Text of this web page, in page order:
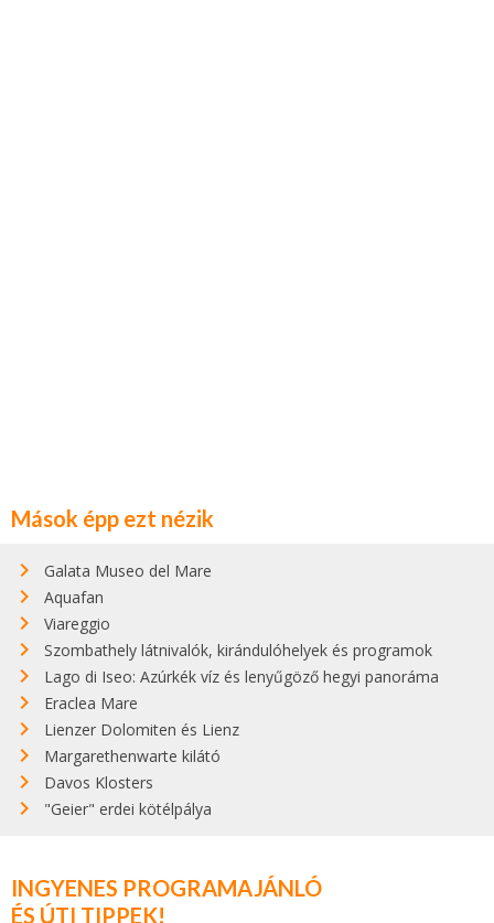
Mások épp ezt nézik
Galata Museo del Mare
Aquafan
Viareggio
Szombathely látnivalók, kirándulóhelyek és programok
Lago di Iseo: Azúrkék víz és lenyűgöző hegyi panoráma
Eraclea Mare
Lienzer Dolomiten és Lienz
Margarethenwarte kilátó
Davos Klosters
"Geier" erdei kötélpálya
INGYENES PROGRAMAJÁNLÓ
ÉS ÚTI TIPPEK!